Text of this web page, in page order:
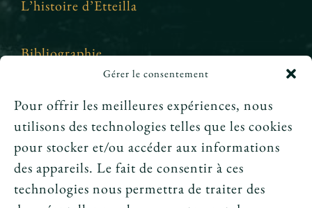
Gérer le consentement
Pour offrir les meilleures expériences, nous
utilisons des technologies telles que les cookies
pour stocker et/ou accéder aux informations
des appareils. Le fait de consentir à ces
technologies nous permettra de traiter des
L’histoire d’Etteilla
Bibliographie
Crédits et mentions légales
Le tarot peut-il annoncer une rencontre
amoureuse ?